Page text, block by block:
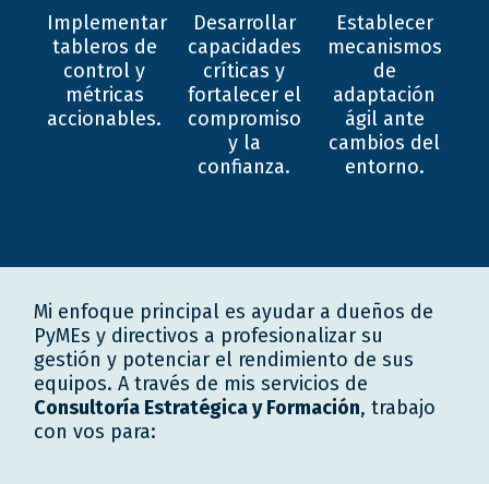
Implementar
tableros de
control y
métricas
accionables.
Desarrollar
capacidades
críticas y
fortalecer el
compromiso
y la
confianza.
Establecer
mecanismos
de
adaptación
ágil ante
cambios del
entorno.
Mi enfoque principal es ayudar a dueños de
PyMEs y directivos a profesionalizar su
gestión y potenciar el rendimiento de sus
equipos. A través de mis servicios de
Consultoría Estratégica y Formación, trabajo
con vos para: